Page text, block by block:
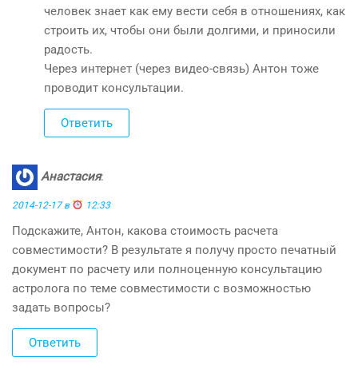
человек знает как ему вести себя в отношениях, как
строить их, чтобы они были долгими, и приносили
радость.
Через интернет (через видео-связь) Антон тоже
проводит консультации.
Ответить
Анастасия:
2014-12-17 в 12:33
Подскажите, Антон, какова стоимость расчета
совместимости? В результате я получу просто печатный
документ по расчету или полноценную консультацию
астролога по теме совместимости с возможностью
задать вопросы?
Ответить